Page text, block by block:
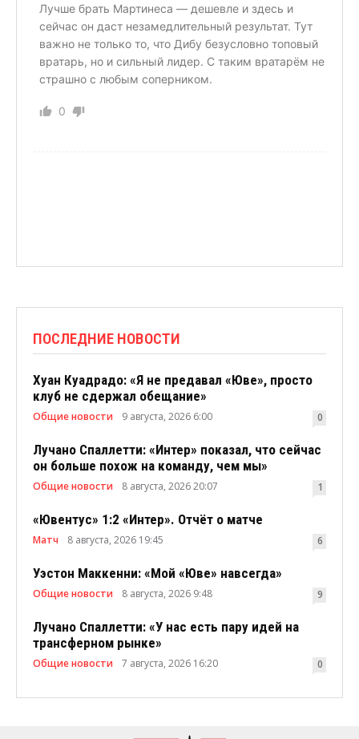
Лучше брать Мартинеса — дешевле и здесь и
сейчас он даст незамедлительный результат. Тут
важно не только то, что Дибу безусловно топовый
вратарь, но и сильный лидер. С таким вратарём не
страшно с любым соперником.
0
ПОСЛЕДНИЕ НОВОСТИ
Хуан Куадрадо: «Я не предавал «Юве», просто
клуб не сдержал обещание»
Общие новости 9 августа, 2026 6:00 0
Лучано Спаллетти: «Интер» показал, что сейчас
он больше похож на команду, чем мы»
Общие новости 8 августа, 2026 20:07 1
«Ювентус» 1:2 «Интер». Отчёт о матче
Матч 8 августа, 2026 19:45 6
Уэстон Маккенни: «Мой «Юве» навсегда»
Общие новости 8 августа, 2026 9:48 9
Лучано Спаллетти: «У нас есть пару идей на
трансферном рынке»
Общие новости 7 августа, 2026 16:20 0